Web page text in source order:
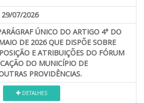
29/07/2026
ÚNICO DO ARTIGO 4° DO
DE 2026 QUE DISPÕE SOBRE
E ATRIBUIÇÕES DO FÓRUM
DO MUNICÍPIO DE
PROVIDÊNCIAS.
DETALHES